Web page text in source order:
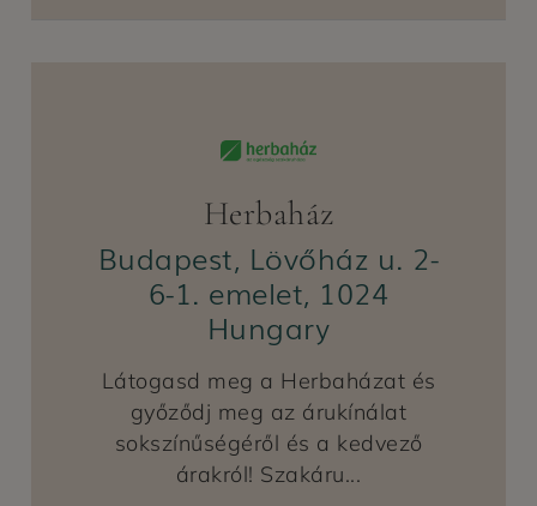
Herbaház
Budapest, Lövőház u. 2-
6-1. emelet, 1024
Hungary
Látogasd meg a Herbaházat és
győződj meg az árukínálat
sokszínűségéről és a kedvező
árakról! Szakáru...